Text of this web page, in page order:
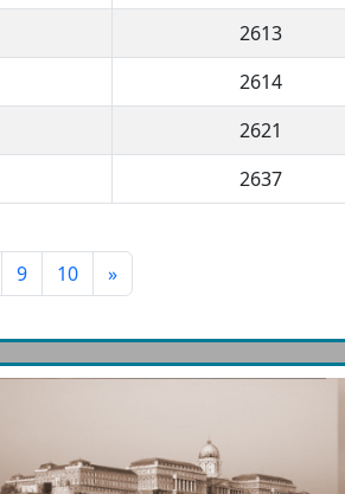
2613
2614
2621
2637
9 10 »